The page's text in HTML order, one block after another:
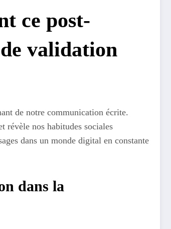
ce post-
validation
de notre communication écrite.
révèle nos habitudes sociales
dans un monde digital en constante
dans la